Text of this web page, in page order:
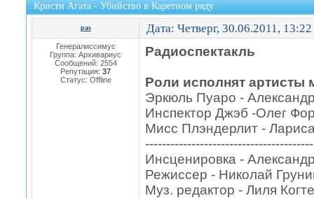
Кристи Агата - Убийство в Каретном ряду
pas Дата: Четверг, 30.06.2011,
Генералиссимус
Группа: Архивариус
Сообщений: 2554
Репутация: 37
Статус: Offline
Радиоспектакль
Роли исполнят артисты
Эркюль Пуаро -
Инспектор Джэб -Олег
Мисс Плэндерлит -
----------------------------------------
Инcценировка -
Режиссер - Николай
Муз. редактор - Лиля